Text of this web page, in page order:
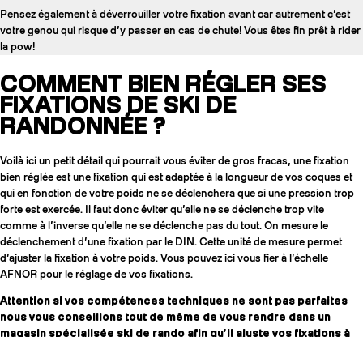
Pensez également à déverrouiller votre fixation avant car autrement c’est
votre genou qui risque d’y passer en cas de chute! Vous êtes fin prêt à rider
la pow!
COMMENT BIEN RÉGLER SES
FIXATIONS DE SKI DE
RANDONNÉE ?
Voilà ici un petit détail qui pourrait vous éviter de gros fracas, une fixation
bien réglée est une fixation qui est adaptée à la longueur de vos coques et
qui en fonction de votre poids ne se déclenchera que si une pression trop
forte est exercée. Il faut donc éviter qu’elle ne se déclenche trop vite
comme à l’inverse qu’elle ne se déclenche pas du tout. On mesure le
déclenchement d’une fixation par le DIN. Cette unité de mesure permet
d’ajuster la fixation à votre poids. Vous pouvez ici vous fier à l’échelle
AFNOR pour le réglage de vos fixations.
Attention si vos compétences techniques ne sont pas parfaites
nous vous conseillons tout de même de vous rendre dans un
magasin spécialisée ski de rando afin qu’il ajuste vos fixations à